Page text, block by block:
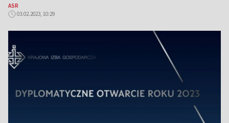
ASR
03.02.2023, 10:29